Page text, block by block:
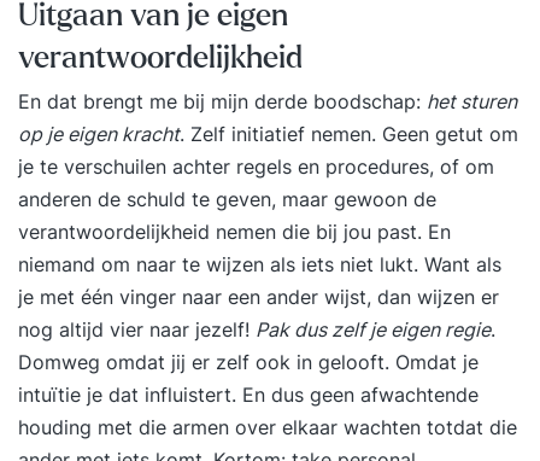
Uitgaan van je eigen
verantwoordelijkheid
En dat brengt me bij mijn derde boodschap: het sturen
op je eigen kracht. Zelf initiatief nemen. Geen getut om
je te verschuilen achter regels en procedures, of om
anderen de schuld te geven, maar gewoon de
verantwoordelijkheid nemen die bij jou past. En
niemand om naar te wijzen als iets niet lukt. Want als
je met één vinger naar een ander wijst, dan wijzen er
nog altijd vier naar jezelf! Pak dus zelf je eigen regie.
Domweg omdat jij er zelf ook in gelooft. Omdat je
intuïtie je dat influistert. En dus geen afwachtende
houding met die armen over elkaar wachten totdat die